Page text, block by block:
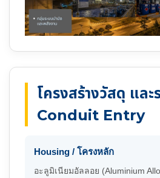
โครงสร้างวัสดุ และ
Conduit Entry
Housing / โครงหลัก
อะลูมิเนียมอัลลอย (Aluminium